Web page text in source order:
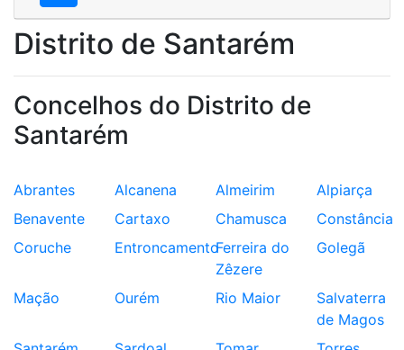
Distrito de Santarém
Concelhos do Distrito de
Santarém
Abrantes Alcanena Almeirim
Alpiarça
Benavente
Cartaxo Chamusca
Constância
Coruche
EntroncamentoFerreira do
Zêzere
Golegã
Mação Ourém Rio Maior
Salvaterra
de Magos